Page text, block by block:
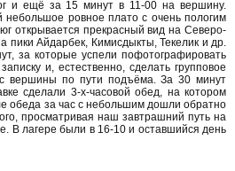
и ещё за 15 минут в 11-00 на вершину.
небольшое ровное плато с очень пологим
открывается прекрасный вид на Северо-
пики Айдарбек, Кимисдыкты, Текелик и др.
за которые успели пофотографировать
и, естественно, сделать групповое
вершины по пути подъёма. За 30 минут
сделали 3-х-часовой обед, на котором
обеда за час с небольшим дошли обратно
просматривая наш завтрашний путь на
В лагере были в 16-10 и оставшийся день